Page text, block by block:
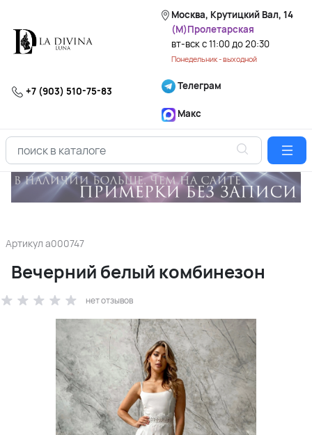
Москва, Крутицкий Вал, 14
(М)Пролетарская
вт-вск с 11:00 до 20:30
Понедельник - выходной
+7 (903) 510-75-83 Телеграм
Макс
Артикул a000747
Вечерний белый комбинезон
нет отзывов